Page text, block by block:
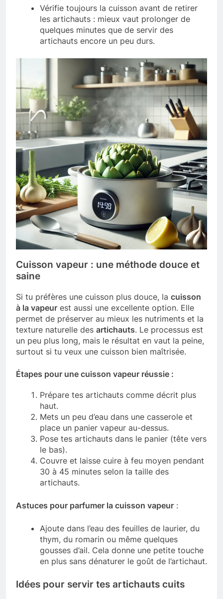
Vérifie toujours la cuisson avant de retirer
les artichauts : mieux vaut prolonger de
quelques minutes que de servir des
artichauts encore un peu durs.
Cuisson vapeur : une méthode douce et
saine
Si tu préfères une cuisson plus douce, la cuisson
à la vapeur est aussi une excellente option. Elle
permet de préserver au mieux les nutriments et la
texture naturelle des artichauts. Le processus est
un peu plus long, mais le résultat en vaut la peine,
surtout si tu veux une cuisson bien maîtrisée.
Étapes pour une cuisson vapeur réussie :
Prépare tes artichauts comme décrit plus
haut.
Mets un peu d’eau dans une casserole et
place un panier vapeur au-dessus.
Pose tes artichauts dans le panier (tête vers
le bas).
Couvre et laisse cuire à feu moyen pendant
30 à 45 minutes selon la taille des
artichauts.
Astuces pour parfumer la cuisson vapeur :
Ajoute dans l’eau des feuilles de laurier, du
thym, du romarin ou même quelques
gousses d’ail. Cela donne une petite touche
en plus sans dénaturer le goût de l’artichaut.
Idées pour servir tes artichauts cuits